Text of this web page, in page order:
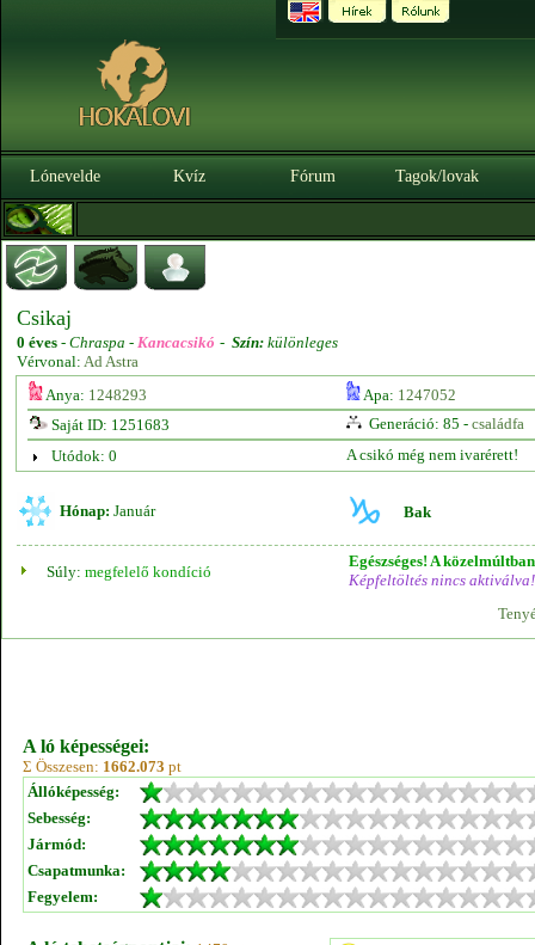
Lónevelde Kvíz Fórum Tagok/lovak
Csikaj
0 éves - Chraspa - Kancacsikó - Szín: különleges
Vérvonal: Ad Astra
Anya: 1248293 Apa: 1247052
Saját ID: 1251683
Generáció: 85 - családfa
Utódok: 0
A csikó még nem ivarérett!
Hónap: Január Bak
Súly: megfelelő kondíció
Egészséges! A
Képfeltöltés nincs aktiválva!
A ló képességei:
Σ Összesen: 1662.073 pt
Állóképesség:
Sebesség:
Jármód:
Csapatmunka:
Fegyelem: